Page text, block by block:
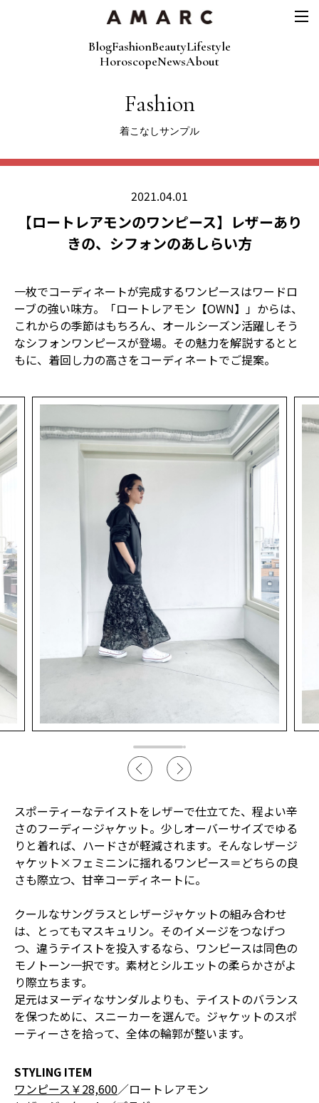
BlogFashionBeautyLifestyle
HoroscopeNewsAbout
Fashion
着こなしサンプル
2021.04.01
【ロートレアモンのワンピース】レザーあり
きの、シフォンのあしらい方
一枚でコーディネートが完成するワンピースはワードロ
ーブの強い味方。「ロートレアモン【OWN】」からは、
これからの季節はもちろん、オールシーズン活躍しそう
なシフォンワンピースが登場。その魅力を解説するとと
もに、着回し力の高さをコーディネートでご提案。
スポーティーなテイストをレザーで仕立てた、程よい辛
さのフーディージャケット。少しオーバーサイズでゆる
りと着れば、ハードさが軽減されます。そんなレザージ
ャケット×フェミニンに揺れるワンピース＝どちらの良
さも際立つ、甘辛コーディネートに。
クールなサングラスとレザージャケットの組み合わせ
は、とってもマスキュリン。そのイメージをつなげつ
つ、違うテイストを投入するなら、ワンピースは同色の
モノトーン一択です。素材とシルエットの柔らかさがよ
り際立ちます。
足元はヌーディなサンダルよりも、テイストのバランス
を保つために、スニーカーを選んで。ジャケットのスポ
ーティーさを拾って、全体の輪郭が整います。
STYLING ITEM
ワンピース￥28,600／ロートレアモン